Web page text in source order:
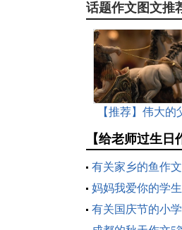
话题作文图文推
【推荐】伟大的
【给老师过生日
有关家乡的鱼作
妈妈我爱你的学
有关国庆节的小